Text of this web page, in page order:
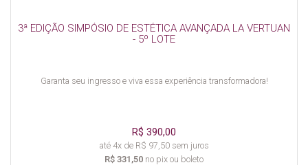
3ª EDIÇÃO SIMPÓSIO DE ESTÉTICA AVANÇADA LA VERTUAN
- 5º LOTE
Garanta seu ingresso e viva essa experiência transformadora!
R$ 390,00
até 4x de R$ 97,50 sem juros
R$ 331,50 no pix ou boleto